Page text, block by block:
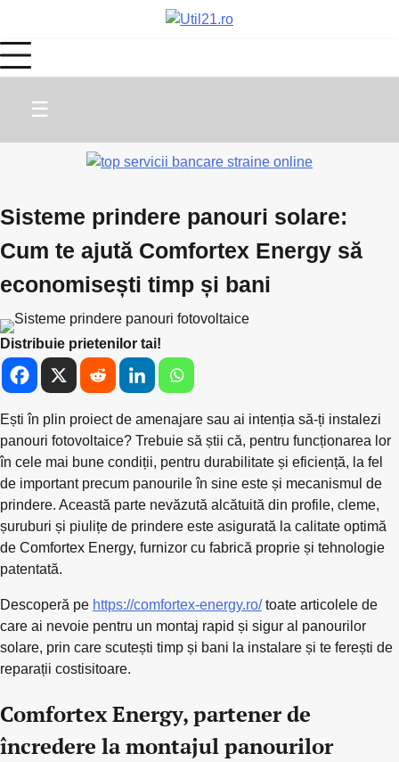
content
☰
Sisteme prindere panouri solare:
Cum te ajută Comfortex Energy să
economisești timp și bani
Distribuie prietenilor tai!
Ești în plin proiect de amenajare sau ai intenția să-ți instalezi
panouri fotovoltaice? Trebuie să știi că, pentru funcționarea lor
în cele mai bune condiții, pentru durabilitate și eficiență, la fel
de important precum panourile în sine este și mecanismul de
prindere. Această parte nevăzută alcătuită din profile, cleme,
șuruburi și piulițe de prindere este asigurată la calitate optimă
de Comfortex Energy, furnizor cu fabrică proprie și tehnologie
patentată.
Descoperă pe https://comfortex-energy.ro/toate articolele de
care ai nevoie pentru un montaj rapid și sigur al panourilor
solare, prin care scutești timp și bani la instalare și te ferești de
reparații costisitoare.
Comfortex Energy, partener de
încredere la montajul panourilor